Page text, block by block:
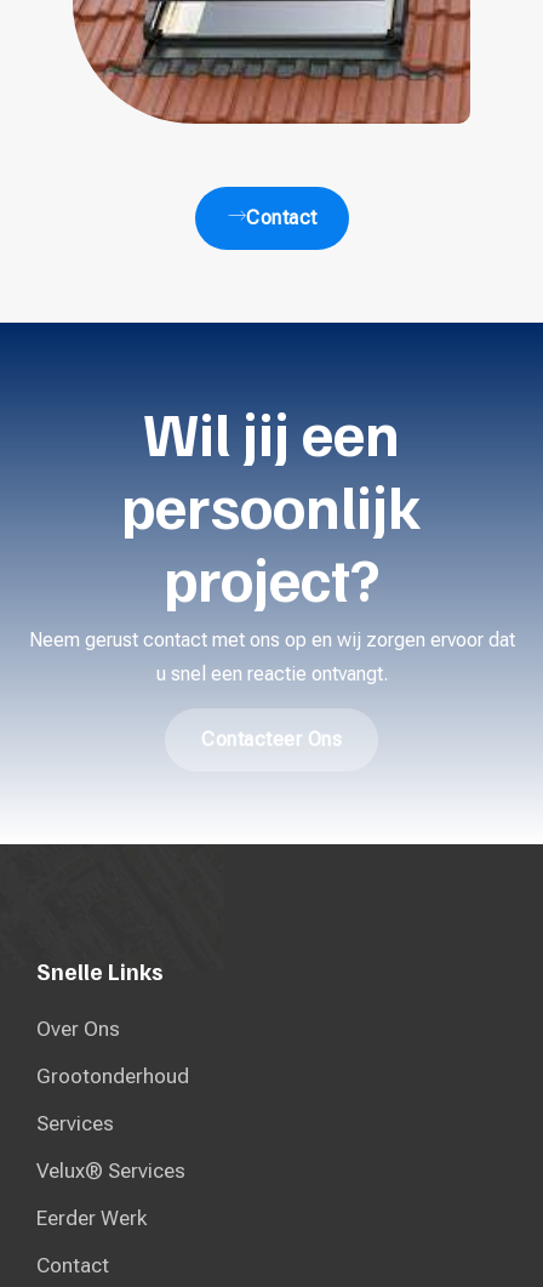
Contact
Wil jij een
persoonlijk
project?
Neem gerust contact met ons op en wij zorgen ervoor dat
u snel een reactie ontvangt.
Contacteer Ons
Snelle Links
Over Ons
Grootonderhoud
Services
Velux® Services
Eerder Werk
Contact